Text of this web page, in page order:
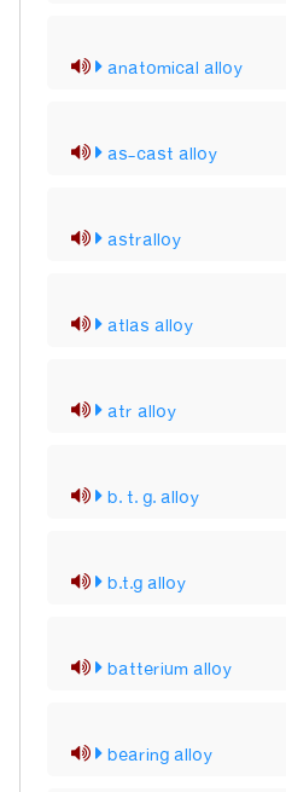
anatomical alloy
as-cast alloy
astralloy
atlas alloy
atr alloy
b. t. g. alloy
b.t.g alloy
batterium alloy
bearing alloy